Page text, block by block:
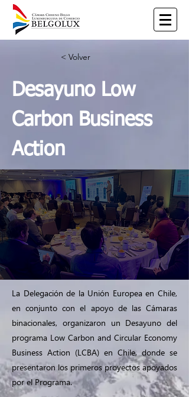
< Volver
Desayuno Low
Carbon Business
Action
La Delegación de la Unión Europea en Chile,
en conjunto con el apoyo de las Cámaras
binacionales, organizaron un Desayuno del
programa Low Carbon and Circular Economy
Business Action (LCBA) en Chile, donde se
presentaron los primeros proyectos apoyados
por el Programa.